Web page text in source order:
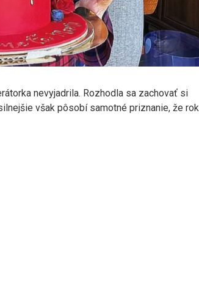
nevyjadrila. Rozhodla sa zachovať si
však pôsobí samotné priznanie, že rok